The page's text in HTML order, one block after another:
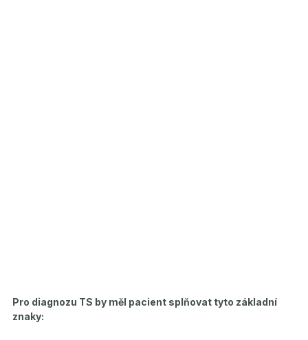
Pro diagnozu TS by měl pacient splňovat tyto základní
znaky: